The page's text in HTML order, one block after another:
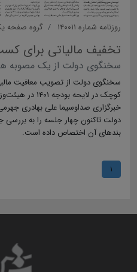
روزنامه شماره ۱۴۰۰۱۱ گروه صفحه
تخفیف مالیاتی برای
سخنگوی دولت از یک مصوبه
سخنگوی دولت از تصویب معافیت
کوچک در لایحه
خبرگزاری صداوسیما علی بهادری
دولت تاکنون چهار جلسه را به بررسی
بندهای آن اختصاص داده است.
۱